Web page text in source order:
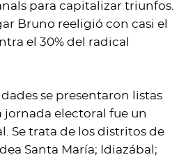
para capitalizar triunfos.
Bruno reeligió con casi el
el 30% del radical
se presentaron listas
jornada electoral fue un
Se trata de los distritos de
Santa María; Idiazábal;